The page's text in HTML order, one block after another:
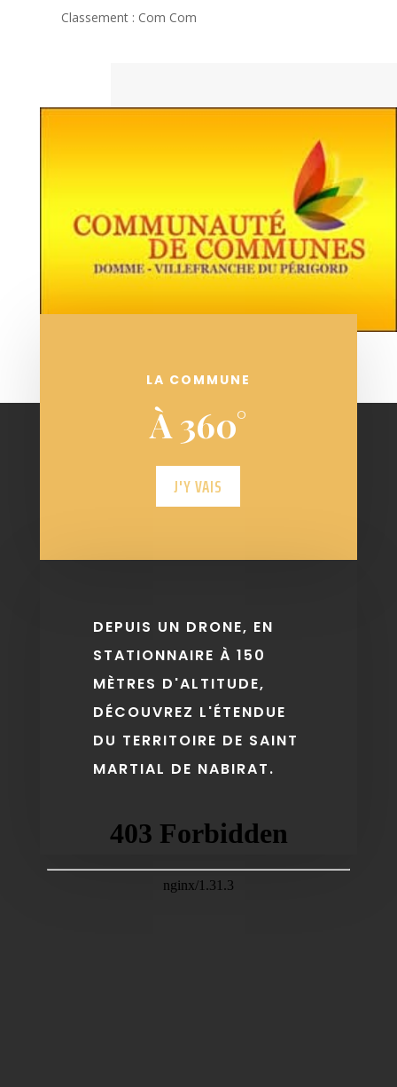
Classement : Com Com
LA COMMUNE
À 360°
J'Y VAIS
DEPUIS UN DRONE, EN
STATIONNAIRE À 150
MÈTRES D'ALTITUDE,
DÉCOUVREZ L'ÉTENDUE
DU TERRITOIRE DE SAINT
MARTIAL DE NABIRAT.